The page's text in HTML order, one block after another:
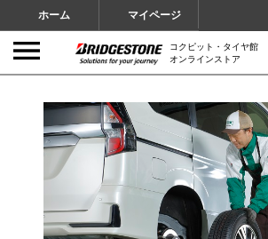
ホーム マイページ
コクピット・タイヤ館
オンラインストア